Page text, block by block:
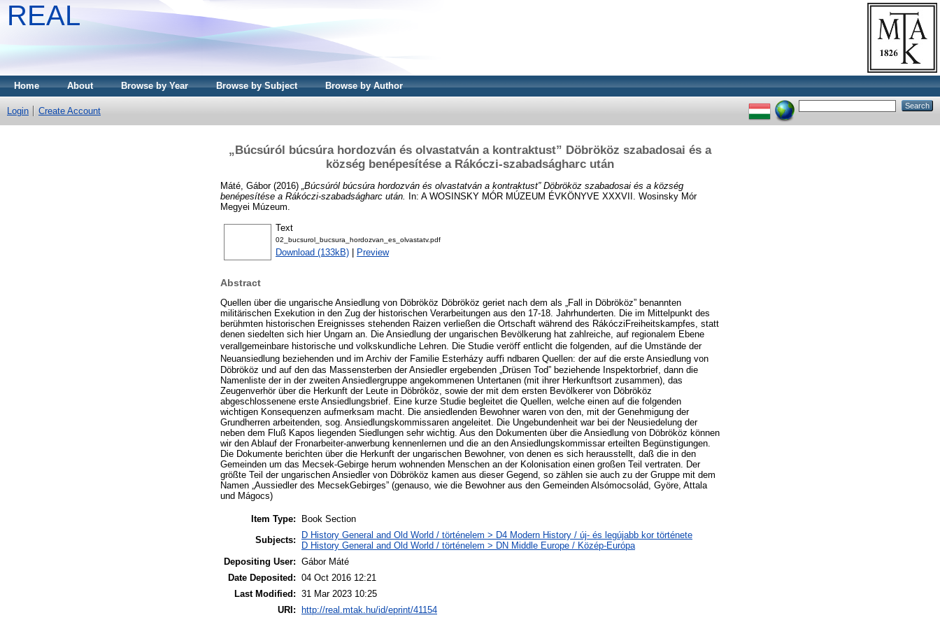
REAL
Home About Browse by Year Browse by Subject Browse by Author
Login Create Account
„Búcsúról búcsúra hordozván és olvastatván a kontraktust” Döbrököz szabadosai és a
község benépesítése a Rákóczi-szabadságharc után
Máté, Gábor(2016) „Búcsúról búcsúra hordozván és olvastatván a kontraktust” Döbrököz szabadosai és a község
benépesítése a Rákóczi-szabadságharc után. In: A WOSINSKY MÓR MÚZEUM ÉVKÖNYVE XXXVII. Wosinsky Mór
Megyei Múzeum.
Text
02_bucsurol_bucsura_hordozvan_es_olvastatv.pdf
Download (133kB) Preview
Abstract
Quellen über die ungarische Ansiedlung von Döbrököz Döbrököz geriet nach dem als „Fall in Döbrököz” benannten
militärischen Exekution in den Zug der historischen Verarbeitungen aus den 17-18. Jahrhunderten. Die im Mittelpunkt des
berühmten historischen Ereignisses stehenden Raizen verließen die Ortschaft während des RákócziFreiheitskampfes, statt
denen siedelten sich hier Ungarn an. Die Ansiedlung der ungarischen Bevölkerung hat zahlreiche, auf regionalem Ebene
verallgemeinbare historische und volkskundliche Lehren. Die Studie veröﬀ entlicht die folgenden, auf die Umstände der
Neuansiedlung beziehenden und im Archiv der Familie Esterházy auﬃ ndbaren Quellen: der auf die erste Ansiedlung von
Döbrököz und auf den das Massensterben der Ansiedler ergebenden „Drüsen Tod” beziehende Inspektorbrief, dann die
Namenliste der in der zweiten Ansiedlergruppe angekommenen Untertanen (mit ihrer Herkunftsort zusammen), das
Zeugenverhör über die Herkunft der Leute in Döbrököz, sowie der mit dem ersten Bevölkerer von Döbrököz
abgeschlossenene erste Ansiedlungsbrief. Eine kurze Studie begleitet die Quellen, welche einen auf die folgenden
wichtigen Konsequenzen aufmerksam macht. Die ansiedlenden Bewohner waren von den, mit der Genehmigung der
Grundherren arbeitenden, sog. Ansiedlungskommissaren angeleitet. Die Ungebundenheit war bei der Neusiedelung der
neben dem Fluß Kapos liegenden Siedlungen sehr wichtig. Aus den Dokumenten über die Ansiedlung von Döbrököz können
wir den Ablauf der Fronarbeiter-anwerbung kennenlernen und die an den Ansiedlungskommissar erteilten Begünstigungen.
Die Dokumente berichten über die Herkunft der ungarischen Bewohner, von denen es sich herausstellt, daß die in den
Gemeinden um das Mecsek-Gebirge herum wohnenden Menschen an der Kolonisation einen großen Teil vertraten. Der
größte Teil der ungarischen Ansiedler von Döbrököz kamen aus dieser Gegend, so zählen sie auch zu der Gruppe mit dem
Namen „Aussiedler des MecsekGebirges” (genauso, wie die Bewohner aus den Gemeinden Alsómocsolád, Györe, Attala
und Mágocs)
Item Type:
Book Section
Subjects:
D History General and Old World / történelem > D4 Modern History / új- és legújabb kor története
D History General and Old World / történelem > DN Middle Europe / Közép-Európa
Depositing User: Gábor Máté
Date Deposited: 04 Oct 2016 12:21
Last Modified: 31 Mar 2023 10:25
URI: http://real.mtak.hu/id/eprint/41154